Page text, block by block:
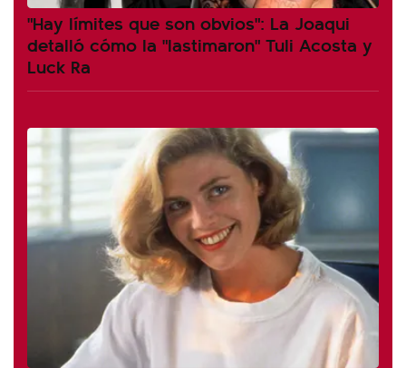
"Hay límites que son obvios": La Joaqui
detalló cómo la "lastimaron" Tuli Acosta y
Luck Ra